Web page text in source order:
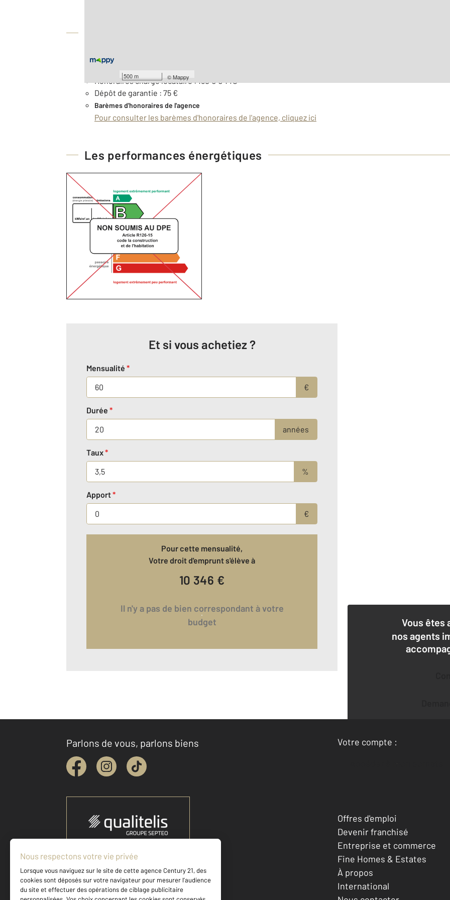
500 m ©Mappy
Loyer de base : 60 € par mois
Honoraires charge locataire : 150 € € TTC
Dépôt de garantie : 75 €
Barèmes d'honoraires de l'agence
Pour consulter les barèmes d'honoraires de l'agence, cliquez ici
Les performances énergétiques
Et si vous achetiez ?
Mensualité *
€
Durée *
années
Taux*
%
Apport*
€
Pour cette mensualité,
Votre droit d'emprunt s'élève à
10 346 €
Il n'y a pas de bien correspondant à votre
budget
Vous êtes
nos agents
Parlons de vous, parlons biens
Votre compte :
Accéder à mon compte
Votre agence est notée
Achat
Vente
Location
Gestion
Offres d'emploi
Devenir franchisé
Entreprise et commerce
Fine Homes & Estates
À propos
International